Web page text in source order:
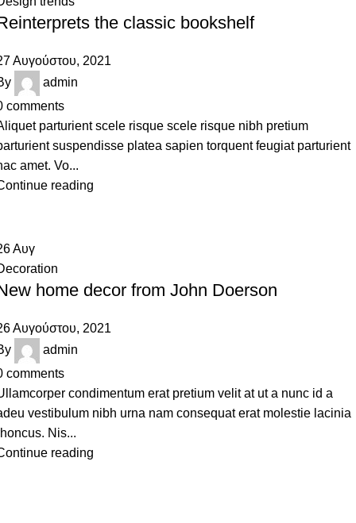
the classic bookshelf
Αυγούστου, 2021
admin
comments
parturient scele risque scele risque nibh pretium
suspendisse platea sapien torquent feugiat parturient
amet. Vo...
reading
Αυγ
home decor from John Doerson
Αυγούστου, 2021
admin
comments
condimentum erat pretium velit at ut a nunc id a
vestibulum nibh urna nam consequat erat molestie lacinia
Nis...
reading